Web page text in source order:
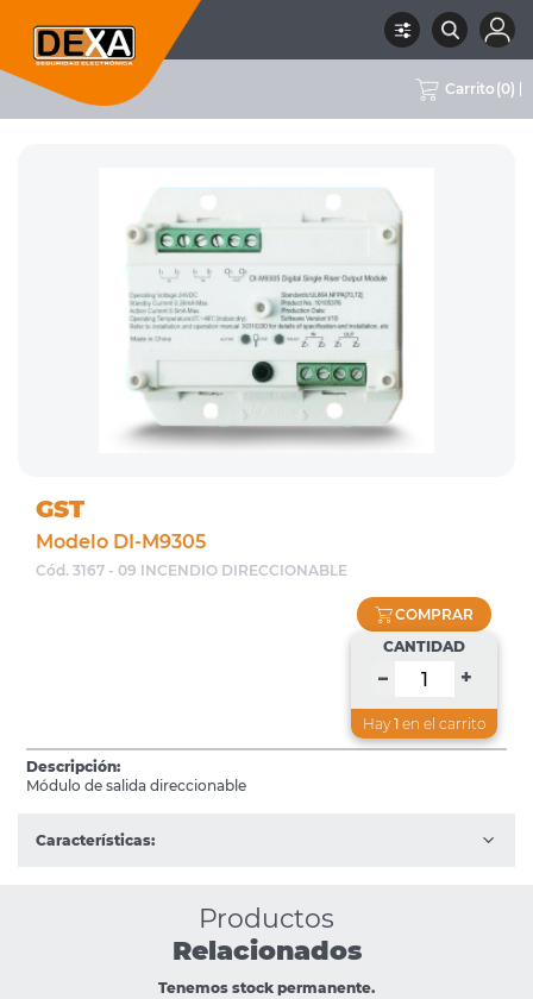
Carrito (0)
09 INCENDIO
GST
Modelo DI-M9305
Cód. 3167 - 09 INCENDIO DIRECCIONABLE
COMPRAR
CANTIDAD
– +
Hay 1 en el carrito
Descripción:
Módulo de salida direccionable
Características:
Productos
Relacionados
Tenemos stock permanente.